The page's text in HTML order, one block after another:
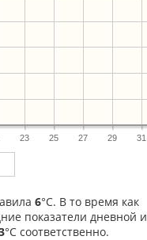
23 25 27 29 31
6°С. В то время как
показатели дневной и
°С соответственно.